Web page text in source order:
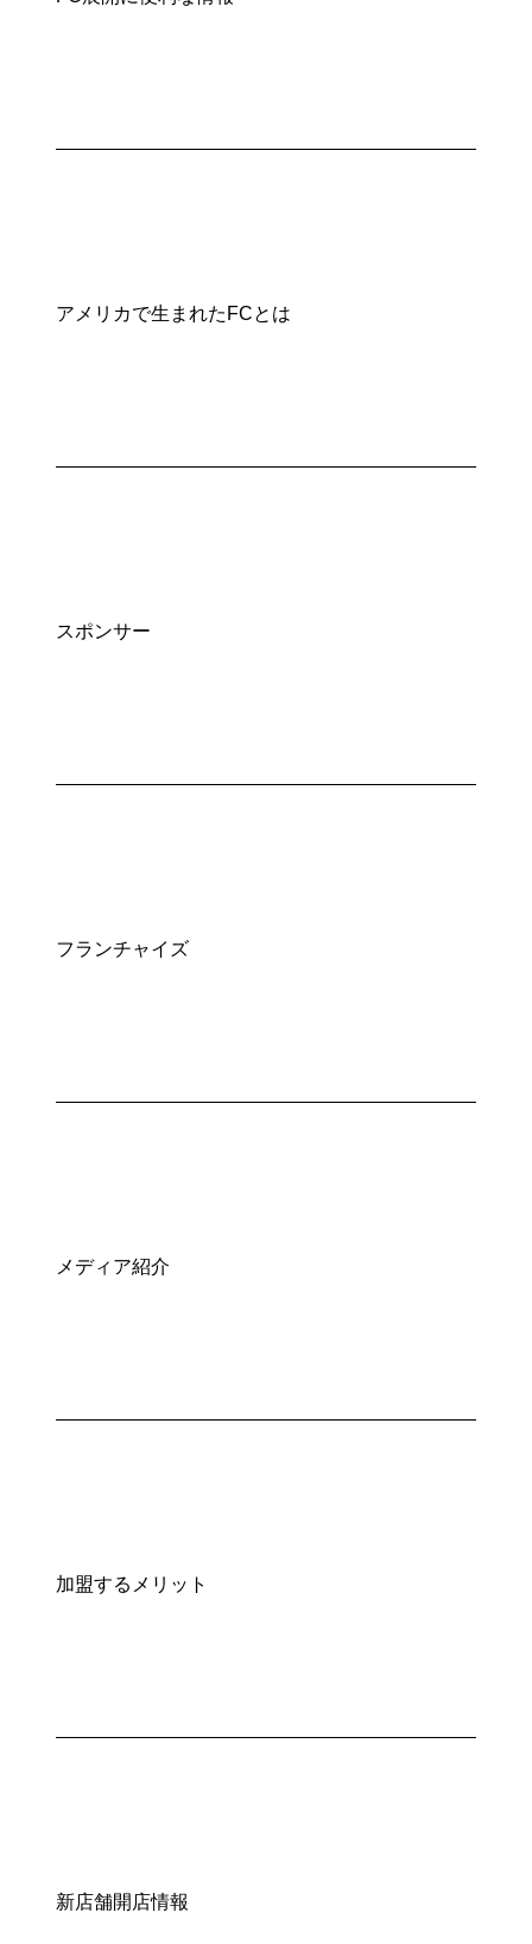
アメリカで生まれたFCとは
スポンサー
フランチャイズ
メディア紹介
加盟するメリット
新店舗開店情報